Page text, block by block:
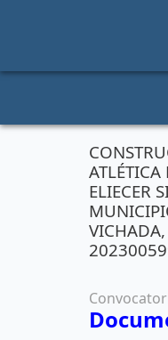
ATLÉTICA
ELIECER